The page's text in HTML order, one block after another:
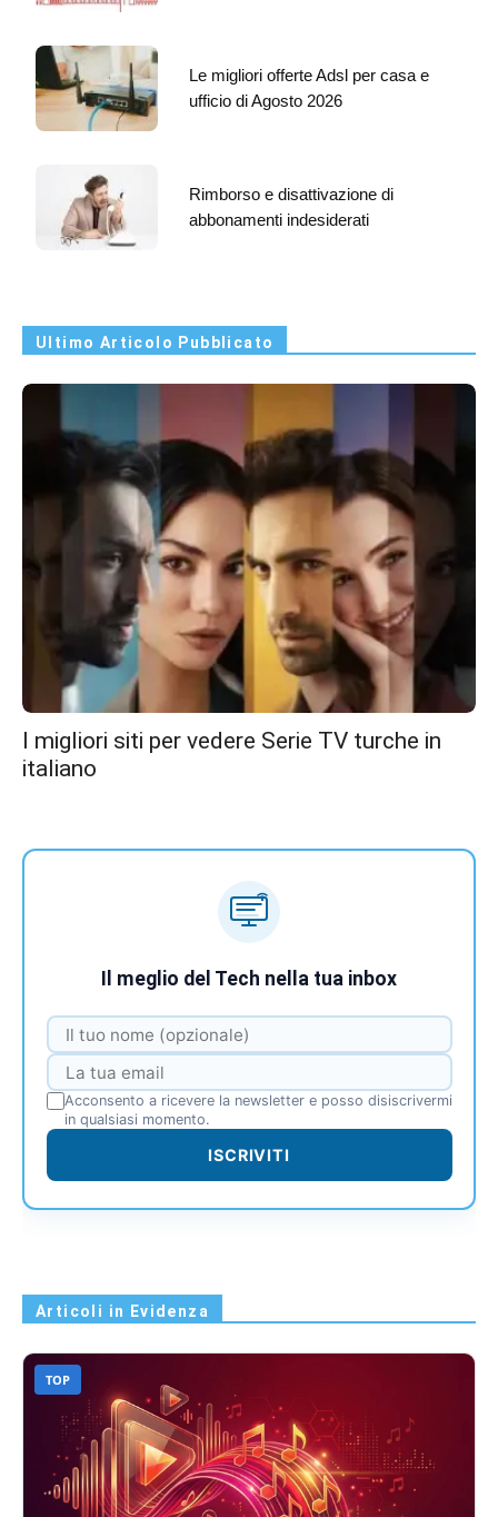
Le migliori offerte Adsl per casa e
ufficio di Agosto 2026
Rimborso e disattivazione di
abbonamenti indesiderati
Ultimo Articolo Pubblicato
I migliori siti per vedere Serie TV turche in
italiano
Il meglio del Tech nella tua inbox
Acconsento a ricevere la newsletter e posso disiscrivermi
in qualsiasi momento.
ISCRIVITI
Articoli in Evidenza
TOP